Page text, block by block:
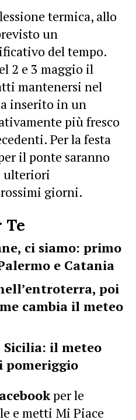
termica, allo
un
del tempo.
2 e 3 maggio il
mantenersi nel
inserito in un
più fresco
Per la festa
il ponte saranno
ulteriori
giorni.
Te
ci siamo: primo
e Catania
poi
cambia il meteo
il meteo
pomeriggio
per le
e metti Mi Piace